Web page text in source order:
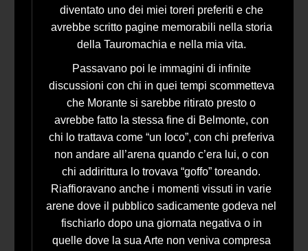
diventato uno dei miei toreri preferiti e che
avrebbe scritto pagine memorabili nella storia
della Tauromachia e nella mia vita.
Passavano poi le immagini di infinite
discussioni con chi in quei tempi scommetteva
che Morante si sarebbe ritirato presto o
avrebbe fatto la stessa fine di Belmonte, con
chi lo trattava come “un loco”, con chi preferiva
non andare all’arena quando c’era lui, o con
chi addirittura lo trovava “goffo” toreando.
Riaffioravano anche i momenti vissuti in varie
arene dove il pubblico sadicamente godeva nel
fischiarlo dopo una giornata negativa o in
quelle dove la sua Arte non veniva compresa